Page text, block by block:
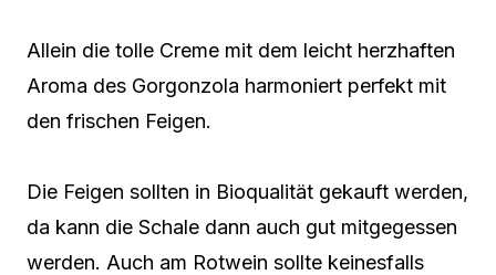
Allein die tolle Creme mit dem leicht herzhaften
Aroma des Gorgonzola harmoniert perfekt mit
den frischen Feigen.
Die Feigen sollten in Bioqualität gekauft werden,
da kann die Schale dann auch gut mitgegessen
werden. Auch am Rotwein sollte keinesfalls